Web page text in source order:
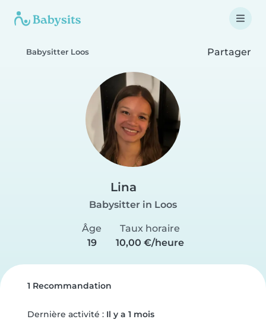
Babysitter Loos Partager
Lina
Babysitter in Loos
Âge
19
Taux horaire
10,00 €/heure
1 Recommandation
Dernière activité : Il y a 1 mois